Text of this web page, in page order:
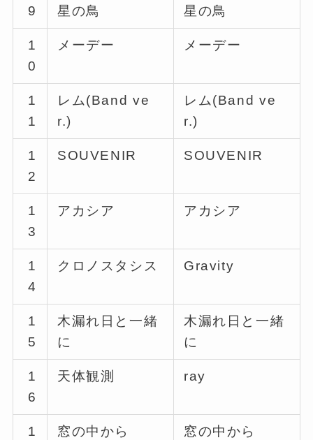
9 星の鳥 星の鳥
1
0
メーデー メーデー
1
1
レム(Band ve
r.)
レム(Band ve
r.)
1
2
SOUVENIR SOUVENIR
1
3
アカシア アカシア
1
4
クロノスタシス Gravity
1
5
木漏れ日と一緒
に
木漏れ日と一緒
に
1
6
天体観測 ray
1
窓の中から 窓の中から